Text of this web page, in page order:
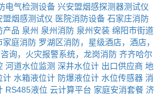
电气检测设备 兴安盟烟感探测器测试仪
盟烟感测试仪 医院消防设备 石家庄消防
产品 泉州 泉州消防 泉州安装 绵阳市街道
家庭消防 罗湖区消防，星级酒店，酒店，
询，火灾报警系统，龙岗消防 齐齐哈尔
河道水位监测 深井水位计 出口供应商 地
计 水箱液位计 防爆液位计 水位传感器 消
RS485液位 云计算平台 家庭安消套餐 济